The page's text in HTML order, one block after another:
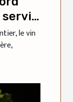
servir
dele vin